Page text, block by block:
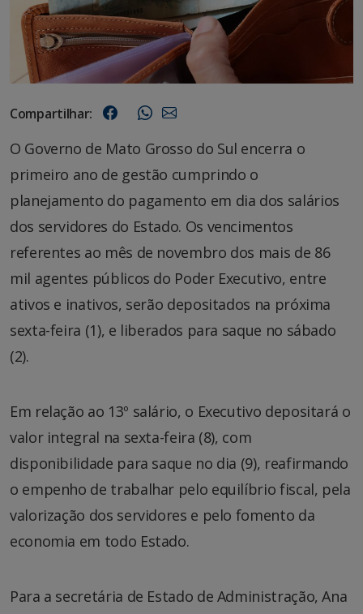
Compartilhar:
O Governo de Mato Grosso do Sul encerra o
primeiro ano de gestão cumprindo o
planejamento do pagamento em dia dos salários
dos servidores do Estado. Os vencimentos
referentes ao mês de novembro dos mais de 86
mil agentes públicos do Poder Executivo, entre
ativos e inativos, serão depositados na próxima
sexta-feira (1), e liberados para saque no sábado
(2).
Em relação ao 13º salário, o Executivo depositará o
valor integral na sexta-feira (8), com
disponibilidade para saque no dia (9), reafirmando
o empenho de trabalhar pelo equilíbrio fiscal, pela
valorização dos servidores e pelo fomento da
economia em todo Estado.
Para a secretária de Estado de Administração, Ana